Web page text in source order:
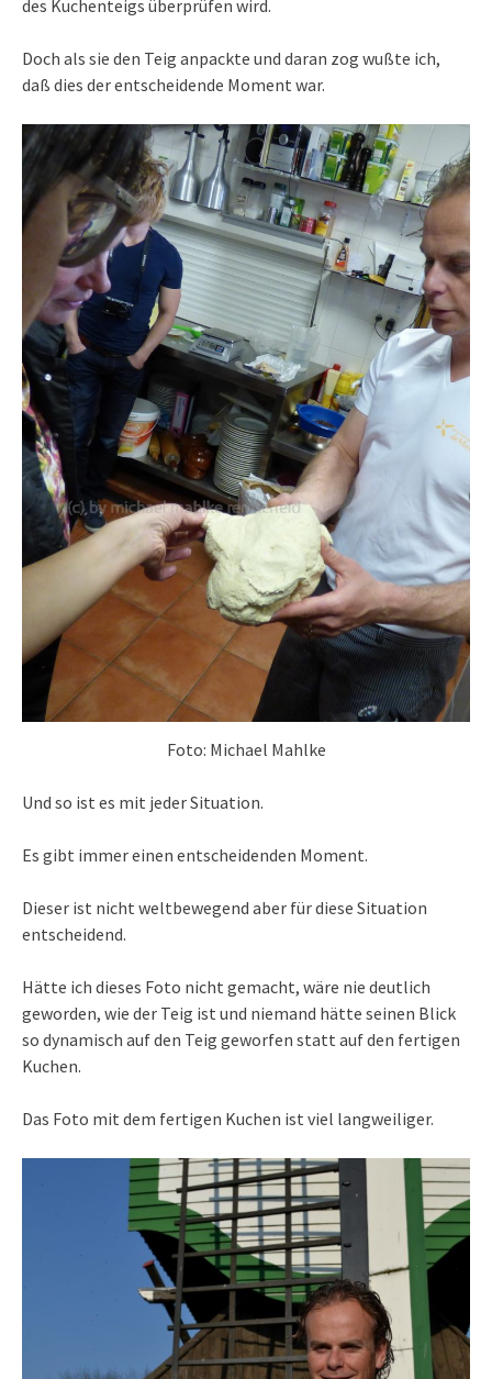
des Kuchenteigs überprüfen wird.
Doch als sie den Teig anpackte und daran zog wußte ich,
daß dies der entscheidende Moment war.
Foto: Michael Mahlke
Und so ist es mit jeder Situation.
Es gibt immer einen entscheidenden Moment.
Dieser ist nicht weltbewegend aber für diese Situation
entscheidend.
Hätte ich dieses Foto nicht gemacht, wäre nie deutlich
geworden, wie der Teig ist und niemand hätte seinen Blick
so dynamisch auf den Teig geworfen statt auf den fertigen
Kuchen.
Das Foto mit dem fertigen Kuchen ist viel langweiliger.